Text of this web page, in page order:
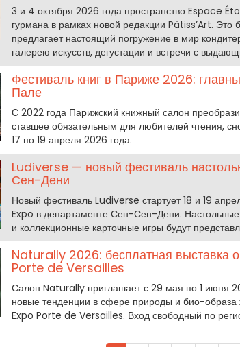
3 и 4 октября 2026 года пространство Espace
гурмана в рамках новой редакции Pâtiss’Art. Это
предлагает настоящий погружение в мир
галерею искусств, дегустации и встречи с
Фестиваль книг в Париже 2026:
Пале
С 2022 года Парижский книжный салон
ставшее обязательным для любителей чтения,
17 по 19 апреля 2026 года.
Ludiverse — новый фестиваль
Сен-Дени
Новый фестиваль Ludiverse стартует 18 и 19
Expo в департаменте Сен-Сен-Дени.
и коллекционные карточные игры будут
Naturally 2026: бесплатная выставка
Porte de Versailles
Салон Naturally приглашает с 29 мая по 1 июня
новые тенденции в сфере природы и био-
Expo Porte de Versailles. Вход свободный по